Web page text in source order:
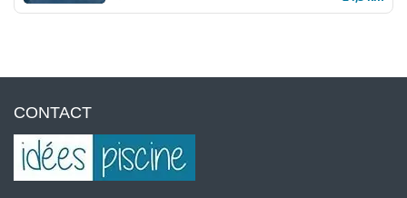
CONTACT